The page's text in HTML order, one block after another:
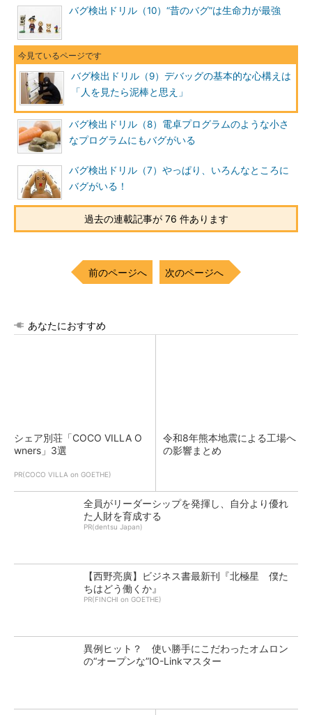
バグ検出ドリル（10）“昔のバグ”は生命力が最強
バグ検出ドリル（9）デバッグの基本的な心構えは
「人を見たら泥棒と思え」
バグ検出ドリル（8）電卓プログラムのような小さ
なプログラムにもバグがいる
バグ検出ドリル（7）やっぱり、いろんなところに
バグがいる！
過去の連載記事が 76 件あります
前のページへ 次のページへ
あなたにおすすめ
シェア別荘「COCO VILLA O
wners」3選
PR(COCO VILLA on GOETHE)
令和8年熊本地震による工場へ
の影響まとめ
全員がリーダーシップを発揮し、自分より優れ
た人財を育成する
PR(dentsu Japan)
【西野亮廣】ビジネス書最新刊『北極星 僕た
ちはどう働くか』
PR(FINCHI on GOETHE)
異例ヒット？ 使い勝手にこだわったオムロン
の“オープンな”IO-Linkマスター